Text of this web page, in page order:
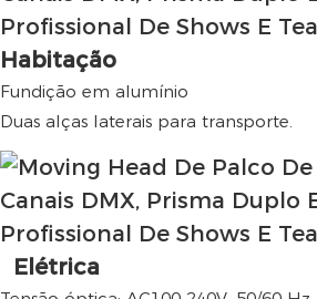
Habitação
Fundição em alumínio
Duas alças laterais para transporte.
Elétrica